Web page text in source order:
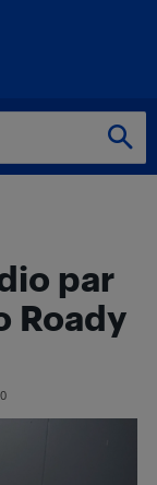
par
Roady
0